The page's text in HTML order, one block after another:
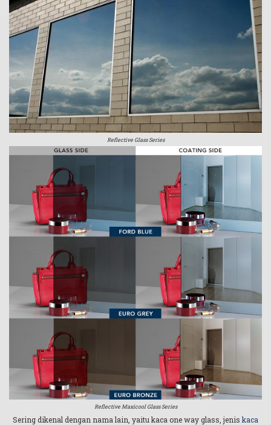
Reflective Glass Series
Reflective Maxicool Glass Series
Sering dikenal dengan nama lain, yaitu kaca one way glass, jenis kaca